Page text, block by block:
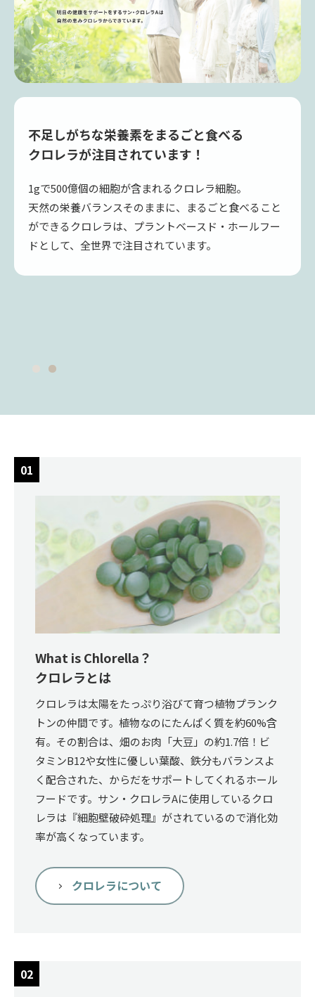
ホールフード (一物全体食) という考え方が広
まってきています。
「小さな生命を大きな生命がまるごと食べる」。
生命が海で誕生した時から、繰り返されてきた自然な
ことです。
でも、硬かったり苦かったり、色々な理由で、当然の
不足しがちな栄養素をまるごと食べる
クロレラが注目されています！
1gで500億個の細胞が含まれるクロレラ細胞。
天然の栄養バランスそのままに、まるごと食べること
ができるクロレラは、 プラントベースド・ホールフー
ドとして、全世界で注目されています。
What is Chlorella？
クロレラとは
クロレラは太陽をたっぷり浴びて育つ植物プランク
トンの仲間です。植物なのにたんぱく質を約60%含
有。その割合は、畑のお肉「大豆」の約1.7倍！ビ
タミンB12や女性に優しい葉酸、鉄分もバランスよ
く配合された、からだをサポートしてくれるホール
フードです。サン・クロレラAに使用しているクロ
レラは『細胞壁破砕処理』がされているので消化効
率が高くなっています。
クロレラについて